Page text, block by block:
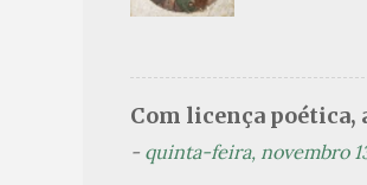
no
maçã
Com licença poética,
- quinta-feira, novembro